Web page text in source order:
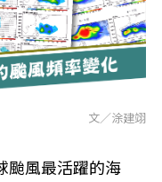
文／涂建翊
颱風最活躍的海